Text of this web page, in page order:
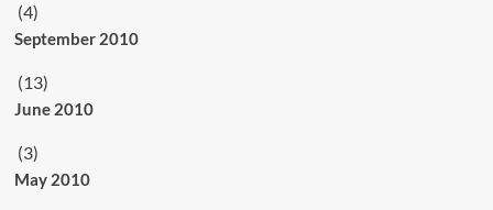
(4)
September 2010
(13)
June 2010
(3)
May 2010